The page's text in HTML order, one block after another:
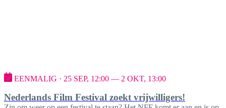
EENMALIG · 25 SEP, 12:00 — 2 OKT, 13:00
Nederlands Film Festival zoekt vrijwilligers!